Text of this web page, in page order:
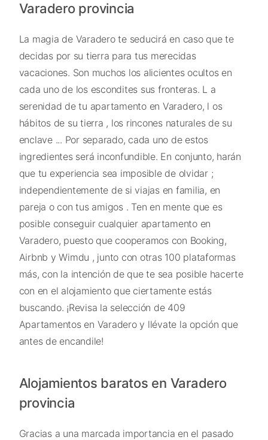
Varadero provincia
La magia de Varadero te seducirá en caso que te
decidas por su tierra para tus merecidas
vacaciones. Son muchos los alicientes ocultos en
cada uno de los escondites sus fronteras. L a
serenidad de tu apartamento en Varadero, l os
hábitos de su tierra , los rincones naturales de su
enclave ... Por separado, cada uno de estos
ingredientes será inconfundible. En conjunto, harán
que tu experiencia sea imposible de olvidar ;
independientemente de si viajas en familia, en
pareja o con tus amigos . Ten en mente que es
posible conseguir cualquier apartamento en
Varadero, puesto que cooperamos con Booking,
Airbnb y Wimdu , junto con otras 100 plataformas
más, con la intención de que te sea posible hacerte
con en el alojamiento que ciertamente estás
buscando. ¡Revisa la selección de 409
Apartamentos en Varadero y llévate la opción que
antes de encandile!
Alojamientos baratos en Varadero
provincia
Gracias a una marcada importancia en el pasado